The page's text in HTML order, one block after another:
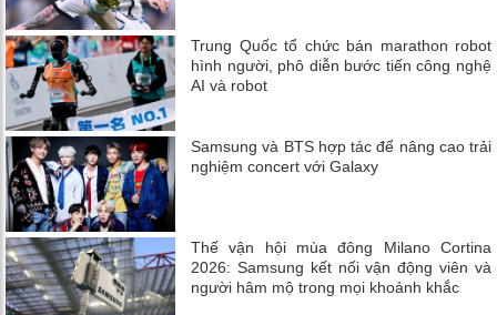
Trung Quốc tổ chức bán marathon robot
hình người, phô diễn bước tiến công nghệ
AI và robot
Samsung và BTS hợp tác để nâng cao trải
nghiệm concert với Galaxy
Thế vận hội mùa đông Milano Cortina
2026: Samsung kết nối vận động viên và
người hâm mộ trong mọi khoảnh khắc